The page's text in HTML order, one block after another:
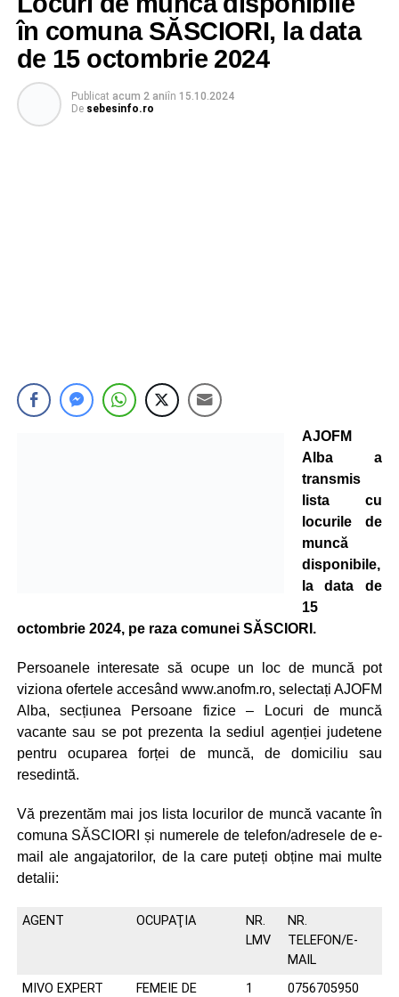
în comuna SĂSCIORI, la data
de 15 octombrie 2024
Publicat acum 2 aniîn 15.10.2024
De sebesinfo.ro
AJOFM
Alba a
transmis
lista cu
locurile de
muncă
disponibile,
la data de
15
octombrie 2024, pe raza comunei SĂSCIORI.
Persoanele interesate să ocupe un loc de muncă pot
viziona ofertele accesând www.anofm.ro, selectați AJOFM
Alba, secțiunea Persoane fizice – Locuri de muncă
vacante sau se pot prezenta la sediul agenției judetene
pentru ocuparea forței de muncă, de domiciliu sau
resedintă.
Vă prezentăm mai jos lista locurilor de muncă vacante în
comuna SĂSCIORI și numerele de telefon/adresele de e-
mail ale angajatorilor, de la care puteți obține mai multe
detalii:
AGENT OCUPAŢIA
NR.
LMV
NR.
TELEFON/E-
MAIL
MIVO EXPERT
FEMEIE DE
1 0756705950